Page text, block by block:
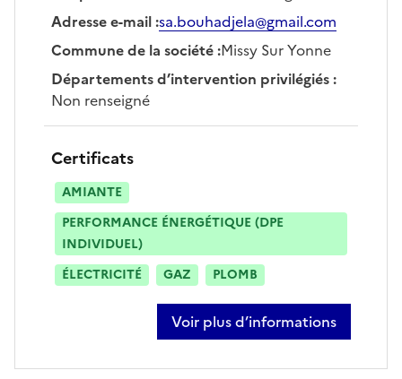
Adresse e-mail:sa.bouhadjela@gmail.com
Commune de la société:Missy Sur Yonne
Départements d’intervention privilégiés:
Non renseigné
Certificats
AMIANTE
PERFORMANCE ÉNERGÉTIQUE (DPE
INDIVIDUEL)
ÉLECTRICITÉ
GAZ PLOMB
Voir plus d’informations
sur samir bouhadjela